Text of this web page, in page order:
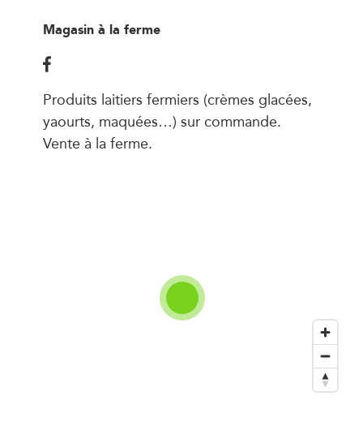
Magasin à la ferme
Produits laitiers fermiers (crèmes glacées,
yaourts, maquées…) sur commande.
Vente à la ferme.